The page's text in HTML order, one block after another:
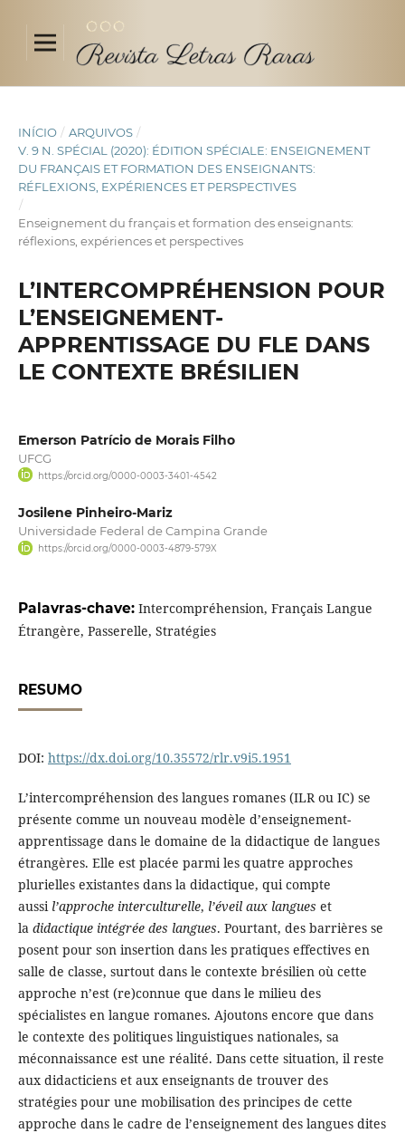
INÍCIO / ARQUIVOS /
V. 9 N. SPÉCIAL (2020): ÉDITION SPÉCIALE: ENSEIGNEMENT
DU FRANÇAIS ET FORMATION DES ENSEIGNANTS:
RÉFLEXIONS, EXPÉRIENCES ET PERSPECTIVES
/
Enseignement du français et formation des enseignants:
réflexions, expériences et perspectives
L’INTERCOMPRÉHENSION POUR
L’ENSEIGNEMENT-
APPRENTISSAGE DU FLE DANS
LE CONTEXTE BRÉSILIEN
Emerson Patrício de Morais Filho
UFCG
https://orcid.org/0000-0003-3401-4542
Josilene Pinheiro-Mariz
Universidade Federal de Campina Grande
https://orcid.org/0000-0003-4879-579X
Palavras-chave: Intercompréhension, Français Langue
Étrangère, Passerelle, Stratégies
RESUMO
DOI: https://dx.doi.org/10.35572/rlr.v9i5.1951
L’intercompréhension des langues romanes (ILR ou IC) se
présente comme un nouveau modèle d’enseignement-
apprentissage dans le domaine de la didactique de langues
étrangères. Elle est placée parmi les quatre approches
plurielles existantes dans la didactique, qui compte
aussi l’approche interculturelle, l’éveil aux langues et
la didactique intégrée des langues. Pourtant, des barrières se
posent pour son insertion dans les pratiques effectives en
salle de classe, surtout dans le contexte brésilien où cette
approche n’est (re)connue que dans le milieu des
spécialistes en langue romanes. Ajoutons encore que dans
le contexte des politiques linguistiques nationales, sa
méconnaissance est une réalité. Dans cette situation, il reste
aux didacticiens et aux enseignants de trouver des
stratégies pour une mobilisation des principes de cette
approche dans le cadre de l’enseignement des langues dites